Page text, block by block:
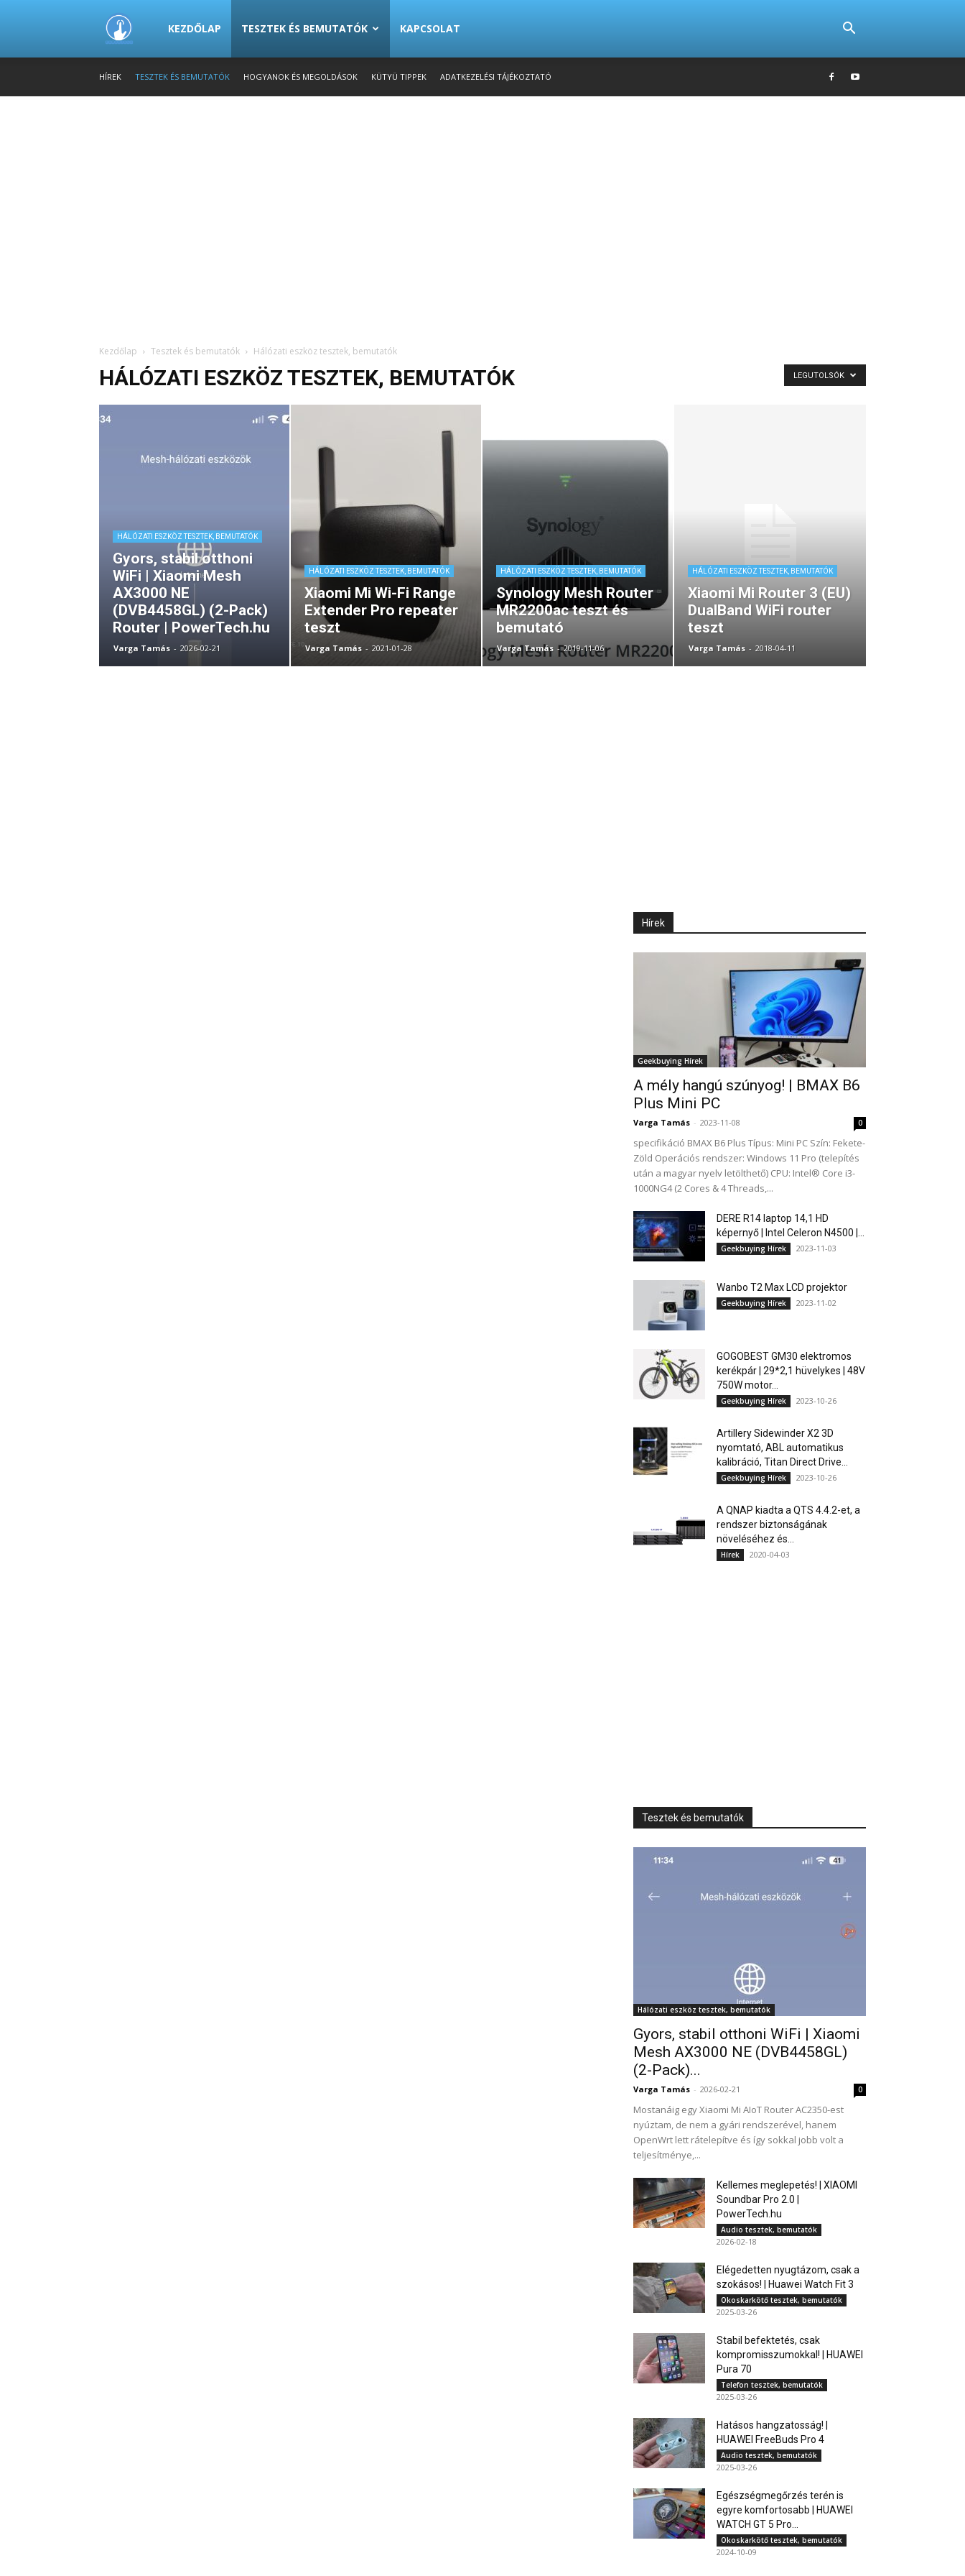
PowerTech.hu
KEZDŐLAP TESZTEK ÉS BEMUTATÓK KAPCSOLAT
HÍREK TESZTEK ÉS BEMUTATÓK HOGYANOK ÉS MEGOLDÁSOK KÜTYÜ TIPPEK ADATKEZELÉSI TÁJÉKOZTATÓ
Kezdőlap Tesztek és bemutatók Hálózati eszköz tesztek, bemutatók
HÁLÓZATI ESZKÖZ TESZTEK, BEMUTATÓK LEGUTOLSÓK
HÁLÓZATI ESZKÖZ TESZTEK, BEMUTATÓK
Gyors, stabil otthoni
WiFi | Xiaomi Mesh
AX3000 NE
(DVB4458GL) (2-Pack)
Router | PowerTech.hu
Varga Tamás - 2026-02-21
HÁLÓZATI ESZKÖZ TESZTEK, BEMUTATÓK
Xiaomi Mi Wi-Fi Range
Extender Pro repeater
teszt
Varga Tamás - 2021-01-28
HÁLÓZATI ESZKÖZ TESZTEK, BEMUTATÓK
Synology Mesh Router
MR2200ac teszt és
bemutató
Varga Tamás - 2019-11-06
HÁLÓZATI ESZKÖZ TESZTEK, BEMUTATÓK
Xiaomi Mi Router 3 (EU)
DualBand WiFi router
teszt
Varga Tamás - 2018-04-11
Hírek
Geekbuying Hírek
A mély hangú szúnyog! | BMAX B6
Plus Mini PC
Varga Tamás - 2023-11-08 0
specifikáció BMAX B6 Plus Típus: Mini PC Szín: Fekete-
Zöld Operációs rendszer: Windows 11 Pro (telepítés
után a magyar nyelv letölthető) CPU: Intel® Core i3-
1000NG4 (2 Cores & 4 Threads,...
DERE R14 laptop 14,1 HD
képernyő | Intel Celeron N4500 |...
Geekbuying Hírek 2023-11-03
Wanbo T2 Max LCD projektor
Geekbuying Hírek 2023-11-02
GOGOBEST GM30 elektromos
kerékpár | 29*2,1 hüvelykes | 48V
750W motor...
Geekbuying Hírek 2023-10-26
Artillery Sidewinder X2 3D
nyomtató, ABL automatikus
kalibráció, Titan Direct Drive...
Geekbuying Hírek 2023-10-26
A QNAP kiadta a QTS 4.4.2-et, a
rendszer biztonságának
növeléséhez és...
Hírek 2020-04-03
Tesztek és bemutatók
Hálózati eszköz tesztek, bemutatók
Gyors, stabil otthoni WiFi | Xiaomi
Mesh AX3000 NE (DVB4458GL)
(2-Pack)...
Varga Tamás - 2026-02-21 0
Mostanáig egy Xiaomi Mi AIoT Router AC2350-est
nyúztam, de nem a gyári rendszerével, hanem
OpenWrt lett rátelepítve és így sokkal jobb volt a
teljesítménye,...
Kellemes meglepetés! | XIAOMI
Soundbar Pro 2.0 |
PowerTech.hu
Audio tesztek, bemutatók
2026-02-18
Elégedetten nyugtázom, csak a
szokásos! | Huawei Watch Fit 3
Okoskarkötő tesztek, bemutatók
2025-03-26
Stabil befektetés, csak
kompromisszumokkal! | HUAWEI
Pura 70
Telefon tesztek, bemutatók
2025-03-26
Hatásos hangzatosság! |
HUAWEI FreeBuds Pro 4
Audio tesztek, bemutatók
2025-03-26
Egészségmegőrzés terén is
egyre komfortosabb | HUAWEI
WATCH GT 5 Pro...
Okoskarkötő tesztek, bemutatók
2024-10-09